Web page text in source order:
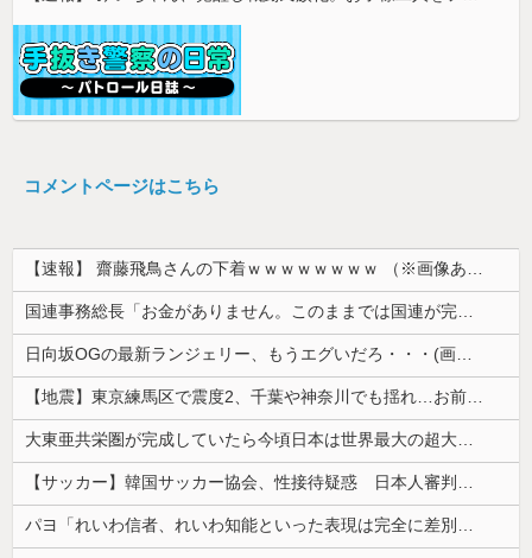
コメントページはこちら
【速報】 齋藤飛鳥さんの下着ｗｗｗｗｗｗｗｗ （※画像あり）
国連事務総長「お金がありません。このままでは国連が完全崩壊します。助けて下さい」
日向坂OGの最新ランジェリー、もうエグいだろ・・・(画像どーん)
【地震】東京練馬区で震度2、千葉や神奈川でも揺れ…お前ら気付いた？
大東亜共栄圏が完成していたら今頃日本は世界最大の超大国だった事実
【サッカー】韓国サッカー協会、性接待疑惑 日本人審判も含まれると報道 「Jリーグの審判を統括する人物」
パヨ「れいわ信者、れいわ知能といった表現は完全に差別表現。メディアは放送禁止用語に指定するべき」